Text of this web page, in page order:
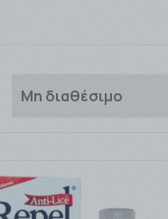
Μη διαθέσιμο